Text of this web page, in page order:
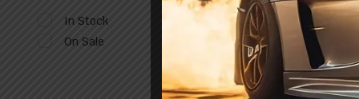
In Stock
On Sale